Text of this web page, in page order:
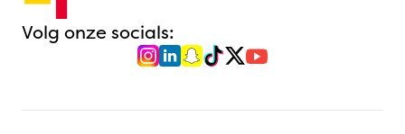
Volg onze socials: